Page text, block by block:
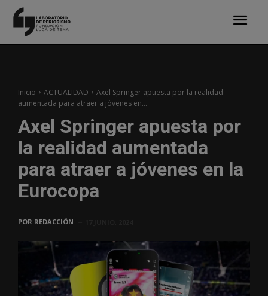
Inicio ACTUALIDAD
Axel Springer apuesta por la realidad
aumentada para atraer a jóvenes en...
Axel Springer apuesta por
la realidad aumentada
para atraer a jóvenes en la
Eurocopa
POR REDACCIÓN